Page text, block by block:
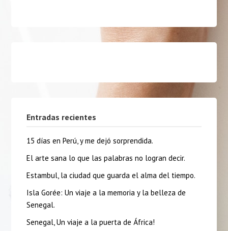
Entradas recientes
15 días en Perú, y me dejó sorprendida.
El arte sana lo que las palabras no logran decir.
Estambul, la ciudad que guarda el alma del tiempo.
Isla Gorée: Un viaje a la memoria y la belleza de
Senegal.
Senegal, Un viaje a la puerta de África!